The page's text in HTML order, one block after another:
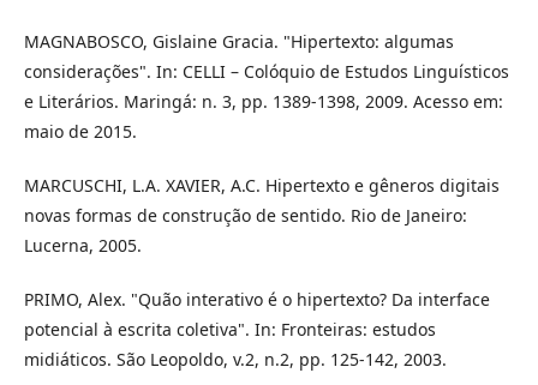
MAGNABOSCO, Gislaine Gracia. "Hipertexto: algumas
considerações". In: CELLI – Colóquio de Estudos Linguísticos
e Literários. Maringá: n. 3, pp. 1389-1398, 2009. Acesso em:
maio de 2015.
MARCUSCHI, L.A. XAVIER, A.C. Hipertexto e gêneros digitais
novas formas de construção de sentido. Rio de Janeiro:
Lucerna, 2005.
PRIMO, Alex. "Quão interativo é o hipertexto? Da interface
potencial à escrita coletiva". In: Fronteiras: estudos
midiáticos. São Leopoldo, v.2, n.2, pp. 125-142, 2003.